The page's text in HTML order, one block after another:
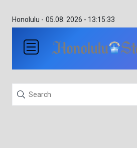
Honolulu - 05.08. 2026 - 13:15:33